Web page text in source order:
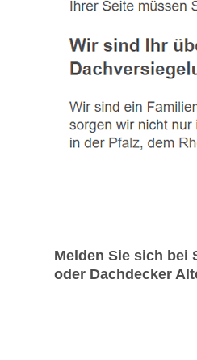
Melden Sie sich bei
oder Dachdecker